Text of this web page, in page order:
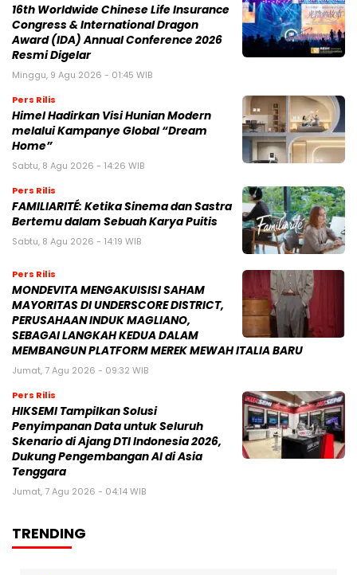
16th Worldwide Chinese Life Insurance
Congress & International Dragon
Award (IDA) Annual Conference 2026
Resmi Digelar
Minggu, 9 Agu 2026 - 01:45 WIB
Pers Rilis
Himel Hadirkan Visi Hunian Modern
melalui Kampanye Global “Dream
Home”
Sabtu, 8 Agu 2026 - 14:26 WIB
Pers Rilis
FAMILIARITÉ: Ketika Sinema dan Sastra
Bertemu dalam Sebuah Karya Puitis
Sabtu, 8 Agu 2026 - 14:19 WIB
Pers Rilis
MONDEVITA MENGAKUISISI SAHAM
MAYORITAS DI UNDERSCORE DISTRICT,
PERUSAHAAN INDUK MAGLIANO,
SEBAGAI LANGKAH KEDUA DALAM
MEMBANGUN PLATFORM MEREK MEWAH ITALIA BARU
Jumat, 7 Agu 2026 - 09:32 WIB
Pers Rilis
HIKSEMI Tampilkan Solusi
Penyimpanan Data untuk Seluruh
Skenario di Ajang DTI Indonesia 2026,
Dukung Pengembangan AI di Asia
Tenggara
Jumat, 7 Agu 2026 - 04:14 WIB
TRENDING